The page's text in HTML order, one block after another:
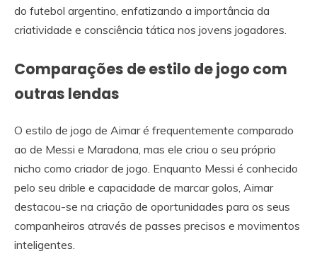
do futebol argentino, enfatizando a importância da
criatividade e consciência tática nos jovens jogadores.
Comparações de estilo de jogo com
outras lendas
O estilo de jogo de Aimar é frequentemente comparado
ao de Messi e Maradona, mas ele criou o seu próprio
nicho como criador de jogo. Enquanto Messi é conhecido
pelo seu drible e capacidade de marcar golos, Aimar
destacou-se na criação de oportunidades para os seus
companheiros através de passes precisos e movimentos
inteligentes.